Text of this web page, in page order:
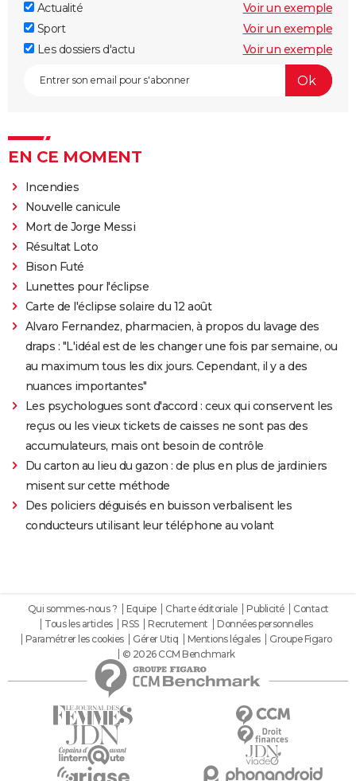
Actualité
Voir un exemple
Sport
Voir un exemple
Les dossiers d'actu
Voir un exemple
EN CE MOMENT
Incendies
Nouvelle canicule
Mort de Jorge Messi
Résultat Loto
Bison Futé
Lunettes pour l'éclipse
Carte de l'éclipse solaire du 12 août
Alvaro Fernandez, pharmacien, à propos du lavage des
draps : "L'idéal est de les changer une fois par semaine, ou
au maximum tous les dix jours. Cependant, il y a des
nuances importantes"
Les psychologues sont d'accord : ceux qui conservent les
reçus ou les vieux tickets de caisses ne sont pas des
accumulateurs, mais ont besoin de contrôle
Du carton au lieu du gazon : de plus en plus de jardiniers
misent sur cette méthode
Des policiers déguisés en buisson verbalisent les
conducteurs utilisant leur téléphone au volant
Qui sommes-nous ? Equipe Charte éditoriale Publicité
Contact
Tous les articles
RSS Recrutement
Données personnelles
Paramétrer les cookies
Gérer Utiq Mentions légales
Groupe Figaro
© 2026 CCM Benchmark